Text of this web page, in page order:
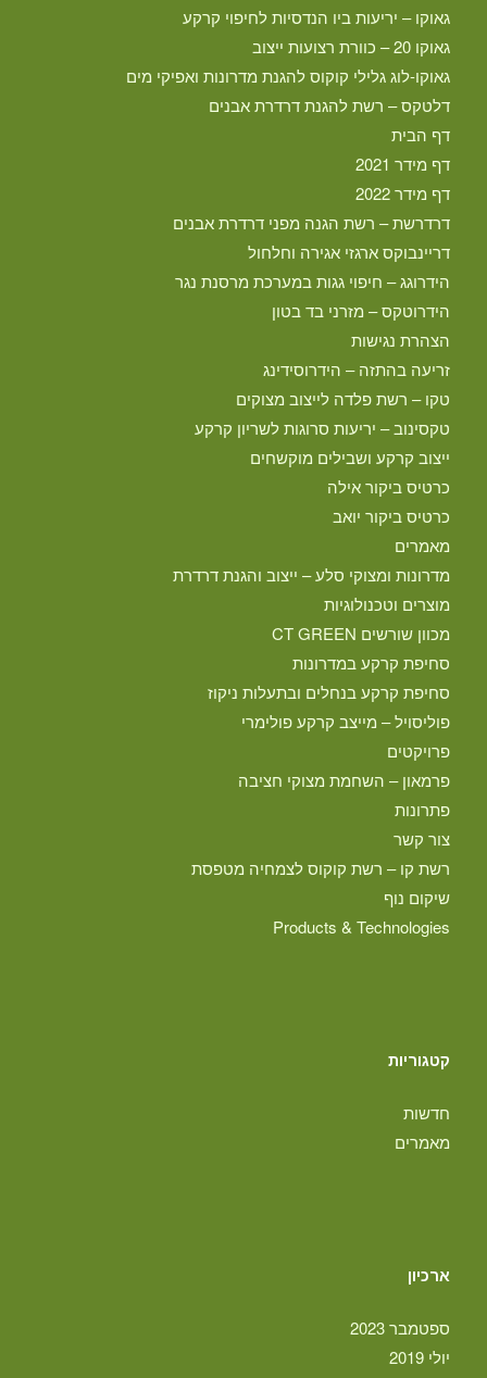
גאוקו – יריעות ביו הנדסיות לחיפוי קרקע
גאוקו 20 – כוורת רצועות ייצוב
גאוקו-לוג גלילי קוקוס להגנת מדרונות ואפיקי מים
דלטקס – רשת להגנת דרדרת אבנים
דף הבית
דף מידר 2021
דף מידר 2022
דרדרשת – רשת הגנה מפני דרדרת אבנים
דריינבוקס ארגזי אגירה וחלחול
הידרוגג – חיפוי גגות במערכת מרסנת נגר
הידרוטקס – מזרני בד בטון
הצהרת נגישות
זריעה בהתזה – הידרוסידינג
טקו – רשת פלדה לייצוב מצוקים
טקסינוב – יריעות סרוגות לשריון קרקע
ייצוב קרקע ושבילים מוקשחים
כרטיס ביקור אילה
כרטיס ביקור יואב
מאמרים
מדרונות ומצוקי סלע – ייצוב והגנת דרדרת
מוצרים וטכנולוגיות
מכוון שורשים CT GREEN
סחיפת קרקע במדרונות
סחיפת קרקע בנחלים ובתעלות ניקוז
פוליסויל – מייצב קרקע פולימרי
פרויקטים
פרמאון – השחמת מצוקי חציבה
פתרונות
צור קשר
רשת קו – רשת קוקוס לצמחיה מטפסת
שיקום נוף
Products & Technologies
קטגוריות
חדשות
מאמרים
ארכיון
ספטמבר 2023
יולי 2019